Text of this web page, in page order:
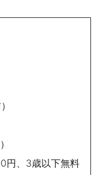
円、3歳以下無料